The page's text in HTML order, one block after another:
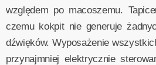
względem po macoszemu.
czemu kokpit nie generuje
dźwięków. Wyposażenie
przynajmniej elektrycznie